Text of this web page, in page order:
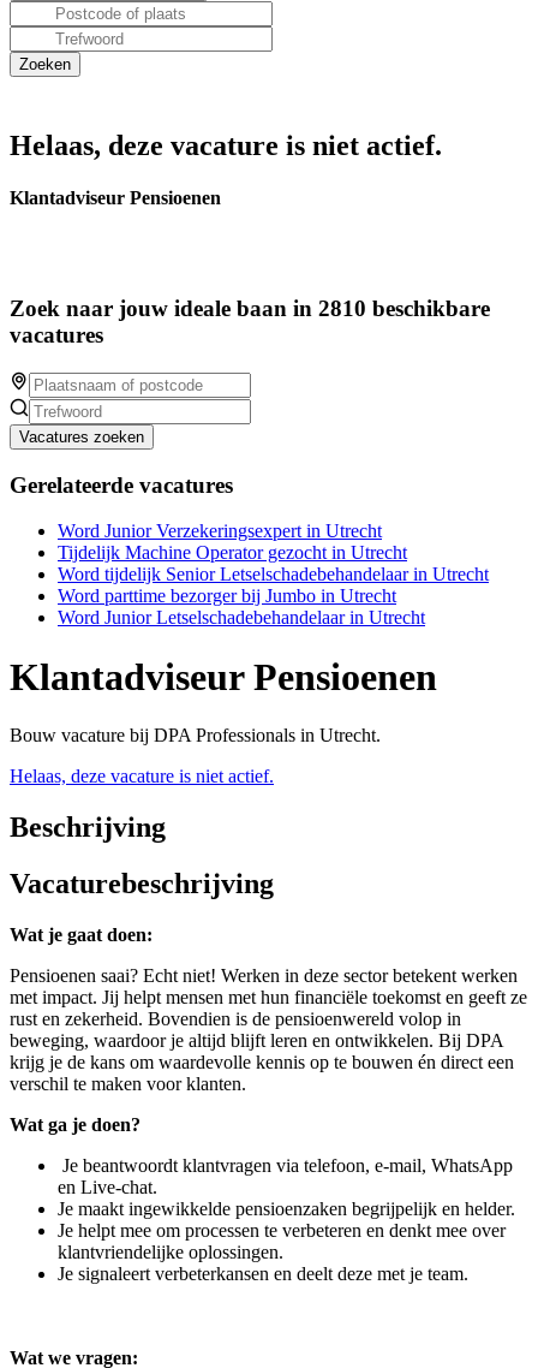
Helaas, deze vacature is niet actief.
Klantadviseur Pensioenen
Zoek naar jouw ideale baan in 2810 beschikbare
vacatures
Vacatures zoeken
Gerelateerde vacatures
Word Junior Verzekeringsexpert in Utrecht
Tijdelijk Machine Operator gezocht in Utrecht
Word tijdelijk Senior Letselschadebehandelaar in Utrecht
Word parttime bezorger bij Jumbo in Utrecht
Word Junior Letselschadebehandelaar in Utrecht
Klantadviseur Pensioenen
Bouw vacature bij DPA Professionals in Utrecht.
Helaas, deze vacature is niet actief.
Beschrijving
Vacaturebeschrijving
Wat je gaat doen:
Pensioenen saai? Echt niet! Werken in deze sector betekent werken
met impact. Jij helpt mensen met hun financiële toekomst en geeft ze
rust en zekerheid. Bovendien is de pensioenwereld volop in
beweging, waardoor je altijd blijft leren en ontwikkelen. Bij DPA
krijg je de kans om waardevolle kennis op te bouwen én direct een
verschil te maken voor klanten.
Wat ga je doen?
Je beantwoordt klantvragen via telefoon, e-mail, WhatsApp
en Live-chat.
Je maakt ingewikkelde pensioenzaken begrijpelijk en helder.
Je helpt mee om processen te verbeteren en denkt mee over
klantvriendelijke oplossingen.
Je signaleert verbeterkansen en deelt deze met je team.
Wat we vragen: